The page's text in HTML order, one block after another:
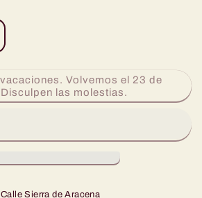
Volvemos el 23 de
las molestias.
Calle Sierra de Aracena